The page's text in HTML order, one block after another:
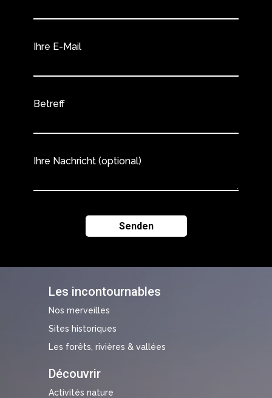
Les incontournables
Nos merveilles
Sites historiques
Les forêts, rivières & vallées
Découvrir
Activités nature
Ihre E-Mail
Betreff
Ihre Nachricht (optional)